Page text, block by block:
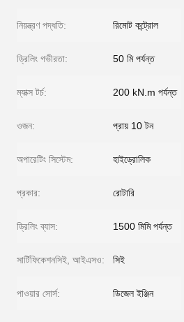
নিয়ন্ত্রণ পদ্ধতি: রিমোট কন্ট্রোল
ড্রিলিং গভীরতা: 50 মি পর্যন্ত
ম্যাক্স টর্চ: 200 kN.m পর্যন্ত
ওজন: প্রায় 10 টন
অপারেটিং সিস্টেম: হাইড্রোলিক
প্রকার: রোটারি
ড্রিলিং ব্যাস: 1500 মিমি পর্যন্ত
সার্টিফিকেশনসিই, আইএসও: সিই
পাওয়ার সোর্স: ডিজেল ইঞ্জিন